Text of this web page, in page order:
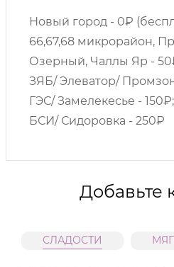
Новый город - 0₽
66,67,68 микрорайон,
Озерный, Чаллы Яр -
ЗЯБ/ Элеватор/
ГЭС/ Замелекесье - 150₽;
БСИ/ Сидоровка - 250₽
Добавьте
СЛАДОСТИ